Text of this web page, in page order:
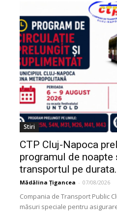
Stiri
CTP Cluj-Napoca
programul de
transportul pe
Mădălina Țigancea - 07/08/2026
Compania de Transport Public
măsuri speciale pentru